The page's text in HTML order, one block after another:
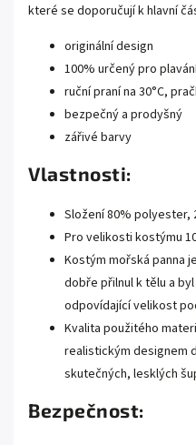
které se doporučují k hlavní
originální design
100% určený pro
ruční praní na 30°C,
bezpečný a prodyšný
zářivé barvy
Vlastnosti:
Složení 80% polyester,
Pro velikosti kostýmu
Kostým mořská panna
dobře přilnul k tělu a
odpovídající velikost
Kvalita použitého
realistickým designem
skutečných, lesklých
Bezpečnost: